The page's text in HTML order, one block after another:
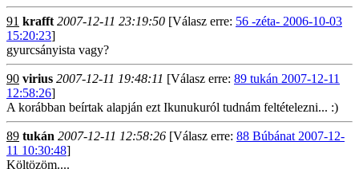
91 krafft 2007-12-11 23:19:50 [Válasz erre: 56 -zéta- 2006-10-03
15:20:23]
gyurcsányista vagy?
90 virius 2007-12-11 19:48:11 [Válasz erre: 89 tukán 2007-12-11
12:58:26]
A korábban beírtak alapján ezt Ikunukuról tudnám feltételezni... :)
89 tukán 2007-12-11 12:58:26 [Válasz erre: 88 Búbánat 2007-12-
11 10:30:48]
Költözöm....